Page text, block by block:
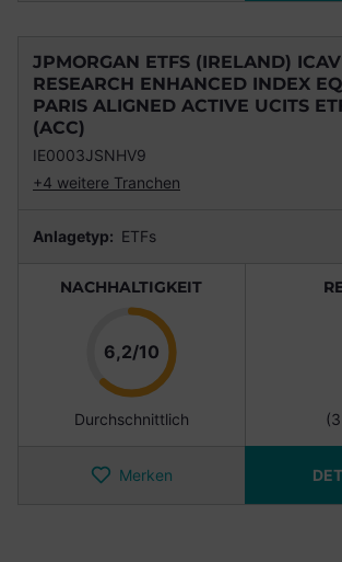
JPMORGAN ETFS (IRELAND)
RESEARCH ENHANCED INDEX
PARIS ALIGNED ACTIVE UCITS
(ACC)
IE0003JSNHV9
+4 weitere Tranchen
Anlagetyp: ETFs
NACHHALTIGKEIT
6,2/10Punkte
Durchschnittlich
Merken